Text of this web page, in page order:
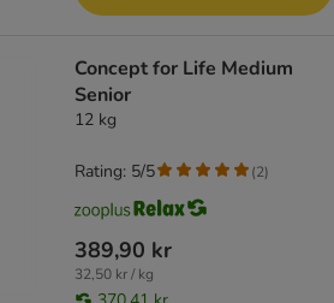
Concept for Life Medium
Senior
12 kg
389,90 kr
32,50 kr / kg
Rating: 5/5 (2)